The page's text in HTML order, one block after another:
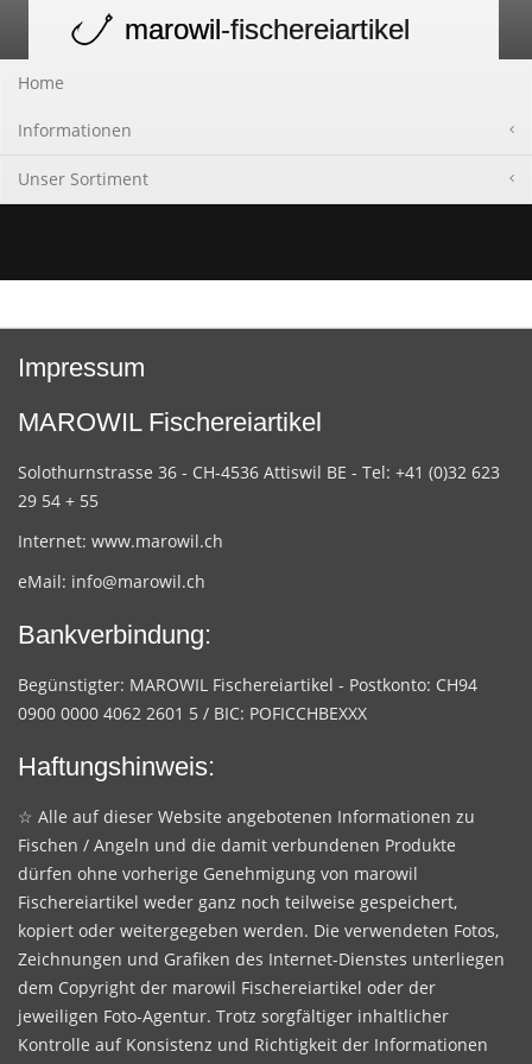
navigation
marowil-fischereiartikel
Home
Informationen
Unser Sortiment
Impressum
MAROWIL Fischereiartikel
Solothurnstrasse 36 - CH-4536 Attiswil BE - Tel: +41 (0)32 623
29 54 + 55
Internet: www.marowil.ch
eMail: info@marowil.ch
Bankverbindung:
Begünstigter: MAROWIL Fischereiartikel - Postkonto: CH94
0900 0000 4062 2601 5 / BIC: POFICCHBEXXX
Haftungshinweis:
☆ Alle auf dieser Website angebotenen Informationen zu
Fischen / Angeln und die damit verbundenen Produkte
dürfen ohne vorherige Genehmigung von marowil
Fischereiartikel weder ganz noch teilweise gespeichert,
kopiert oder weitergegeben werden. Die verwendeten Fotos,
Zeichnungen und Grafiken des Internet-Dienstes unterliegen
dem Copyright der marowil Fischereiartikel oder der
jeweiligen Foto-Agentur. Trotz sorgfältiger inhaltlicher
Kontrolle auf Konsistenz und Richtigkeit der Informationen